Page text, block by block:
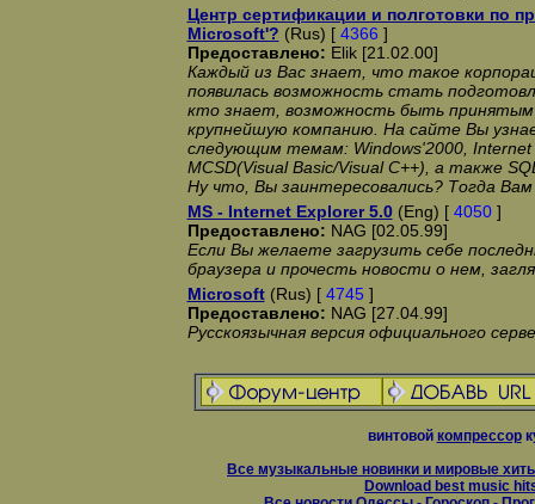
Центр сертификации и полготовки по
Microsoft'? (Rus) [ 4366 ]
Предоставлено: Elik [21.02.00]
Каждый из Вас знает, что такое
появилась возможность стать
кто знает, возможность быть
крупнейшую компанию. На сайте Вы
следующим темам: Windows'2000,
MCSD(Visual Basic/Visual C++), а также
Ну что, Вы заинтересовались? Тогда
MS - Internet Explorer 5.0(Eng) [ 4050]
Предоставлено: NAG [02.05.99]
Если Вы желаете загрузить себе
браузера и прочесть новости о нем,
Microsoft(Rus) [ 4745 ]
Предоставлено: NAG [27.04.99]
Русскоязычная версия официального
винтовой компрессор
Все музыкальные новинки и мировые
Download best music